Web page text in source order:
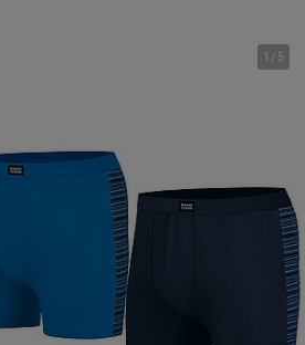
1 / 5